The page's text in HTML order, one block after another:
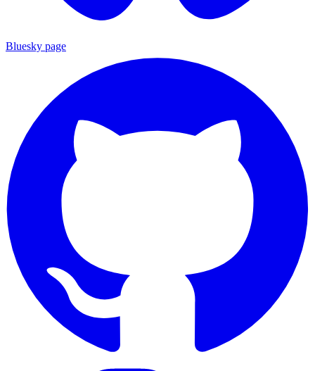
Bluesky page